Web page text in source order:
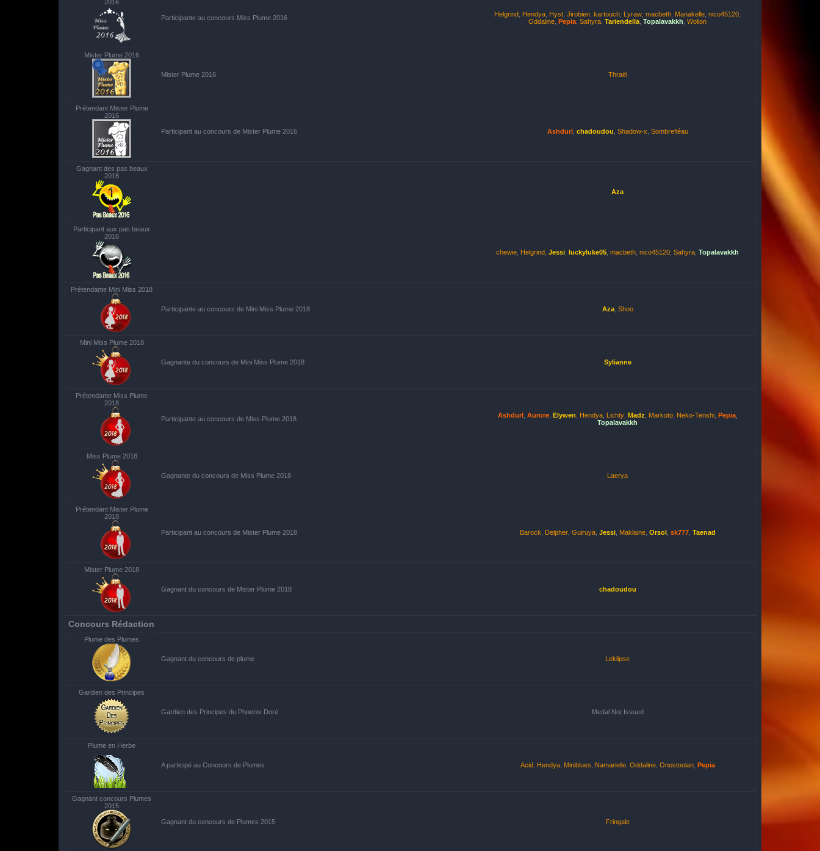
2016
Participante au concours Miss Plume 2016 Helgrind Hendya Hyst Jirobien kartouch Lyraw macbeth Manakelle nico45120
Oddaline Pepia Sahyra Tariendella Topalavakkh Wolion
Mister Plume 2016
Mister Plume 2016 Thraël
Prétendant Mister Plume
2016
Participant au concours de Mister Plume 2016 Ashdurl, chadoudou Shadow-x Sombrefléau
Gagnant des pas beaux
2016
Aza
Participant aux pas beaux
2016
chewie Helgrind Jessi luckyluke05 macbeth nico45120 Sahyra Topalavakkh
Prétendante Mini Miss 2018
Participante au concours de Mini Miss Plume 2018 Aza, Shoo
Mini Miss Plume 2018
Gagnante du concours de Mini Miss Plume 2018 Sylianne
Prétendante Miss Plume
2018
Participante au concours de Miss Plume 2018 Ashdurl, Aurore, Elywen Hendya, Lichty, Madz Markoto, Neko-Tenshi, Pepia,
Topalavakkh
Miss Plume 2018
Gagnante du concours de Miss Plume 2018 Laerya
Prétendant Mister Plume
2018
Participant au concours de Mister Plume 2018 Barock Delpher, Guiruya, Jessi, Maklaine, Orsol, sk777, Taenad
Mister Plume 2018
Gagnant du concours de Mister Plume 2018 chadoudou
Concours Rédaction
Plume des Plumes
Gagnant du concours de plume Leklipse
Gardien des Principes
Gardien des Principes du Phoenix Doré Medal Not Issued
Plume en Herbe
A participé au Concours de Plumes Acid, Hendya, Miniblues Namarielle, Oddaline, Onostoolan, Pepia
Gagnant concours Plumes
2015
Gagnant du concours de Plumes 2015 Fringale